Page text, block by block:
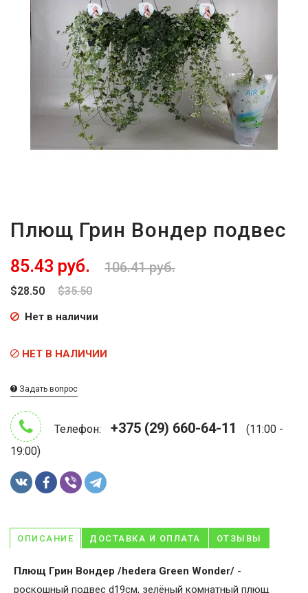
Плющ Грин Вондер подвес
85.43 руб. 106.41 руб.
$28.50 $35.50
Нет в наличии
НЕТ В НАЛИЧИИ
Задать вопрос
Телефон: +375 (29) 660-64-11
(11:00 -
19:00)
ОПИСАНИЕ ДОСТАВКА И ОПЛАТА ОТЗЫВЫ
Плющ Грин Вондер /hedera Green Wonder/ -
роскошный подвес d19см, зелёный комнатный плющ